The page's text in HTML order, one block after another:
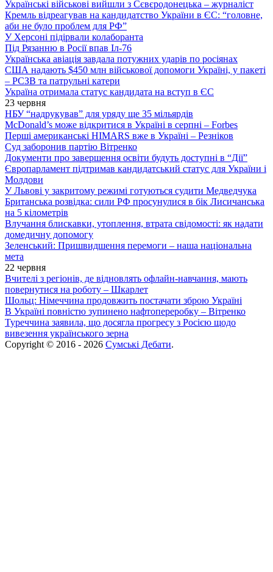
Українські військові вийшли з Сєвєродонецька – журналіст
Кремль відреагував на кандидатство України в ЄС: “головне,
аби не було проблем для РФ”
У Херсоні підірвали колаборанта
Під Рязанню в Росії впав Іл-76
Українська авіація завдала потужних ударів по росіянах
США надають $450 млн військової допомоги Україні, у пакеті
– РСЗВ та патрульні катери
Україна отримала статус кандидата на вступ в ЄС
23 червня
НБУ “надрукував” для уряду ще 35 мільярдів
McDonald’s може відкритися в Україні в серпні – Forbes
Перші американські HIMARS вже в Україні – Резніков
Суд заборонив партію Вітренко
Документи про завершення освіти будуть доступні в “Дії”
Європарламент підтримав кандидатський статус для України і
Молдови
У Львові у закритому режимі готуються судити Медведчука
Британська розвідка: сили РФ просунулися в бік Лисичанська
на 5 кілометрів
Влучання блискавки, утоплення, втрата свідомості: як надати
домедичну допомогу
Зеленський: Пришвидшення перемоги – наша національна
мета
22 червня
Вчителі з регіонів, де відновлять офлайн-навчання, мають
повернутися на роботу – Шкарлет
Шольц: Німеччина продовжить постачати зброю Україні
В Україні повністю зупинено нафтопереробку – Вітренко
Туреччина заявила, що досягла прогресу з Росією щодо
вивезення українського зерна
Copyright © 2016 - 2026 Сумські Дебати.